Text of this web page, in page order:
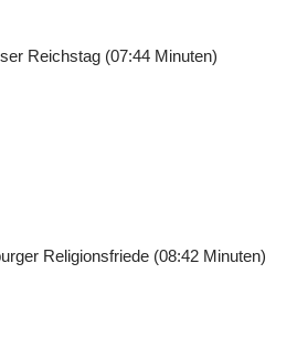
Reichstag (07:44 Minuten)
Religionsfriede (08:42 Minuten)